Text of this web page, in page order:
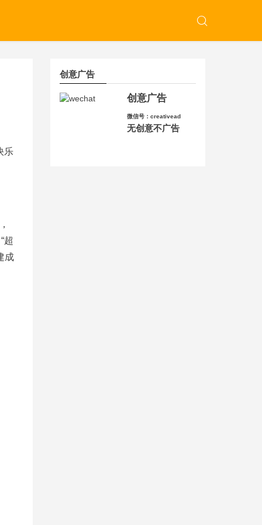
乐
超
成
创意广告
创意广告
微信号：creativead
无创意不广告